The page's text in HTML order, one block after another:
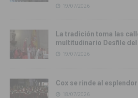
19/07/2026
La tradición toma las
multitudinario Desfile
19/07/2026
Cox se rinde al
18/07/2026